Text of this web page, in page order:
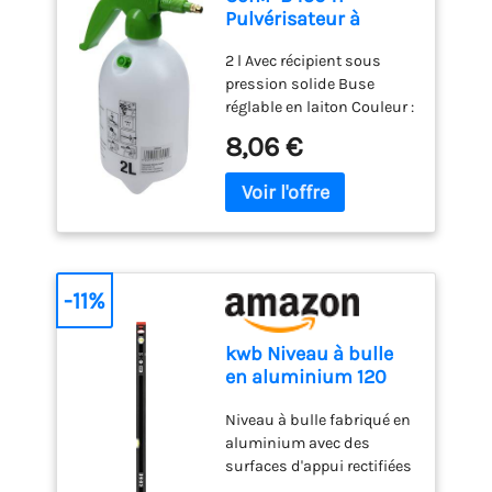
quotidien ce ruban de
réparation aide à obtenir
un résultat soigné plus
professionnel et plus
rassurant pour vos murs
Pulvérisateur à
avec réservoir à
Pression Stable et
buse réglable en
Laiton, Multicolore
2 l Avec récipient sous
pression solide Buse
réglable en laiton Couleur :
de l'emballage : 12 x 32 x 16
cm
8,06 €
kwb Niveau à bulle
en aluminium 120
résistante aux chocs,
précision 0,5 mm /
m, testé VPA, rectifié
Niveau à bulle fabriqué en
aluminium avec des
surfaces d'appui rectifiées
-11%